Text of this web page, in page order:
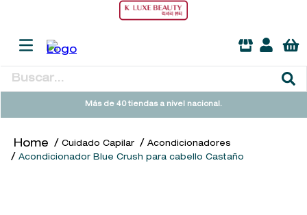
Buscar...
Más de 40 tiendas a nivel nacional.
Cuidado Capilar
Acondicionadores
Acondicionador Blue Crush para cabello Castaño
TÉRMINOS MÁS BUSCADOS
2 .
sol ipanema